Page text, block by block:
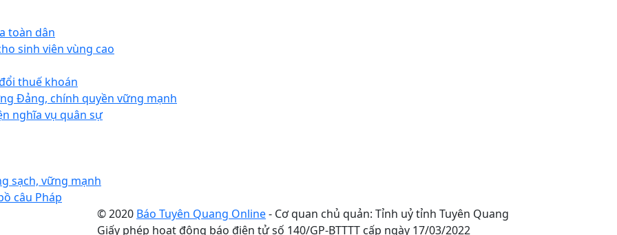
toàn dân
sinh viên vùng cao
thuế khoán
Đảng, chính quyền vững mạnh
nghĩa vụ quân sự
sạch, vững mạnh
câu Pháp
© 2020 Báo Tuyên Quang Online- Cơ quan chủ quản: Tỉnh uỷ tỉnh Tuyên Quang
Giấy phép hoạt động báo điện tử số 140/GP-BTTTT cấp ngày 17/03/2022